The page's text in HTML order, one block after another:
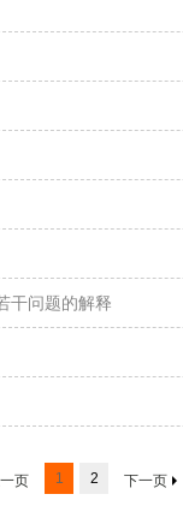
干问题的解释
页 1 2 下一页